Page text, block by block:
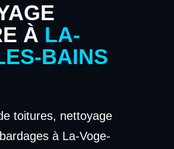
À LA-
BAINS
toitures, nettoyage
à La-Voge-